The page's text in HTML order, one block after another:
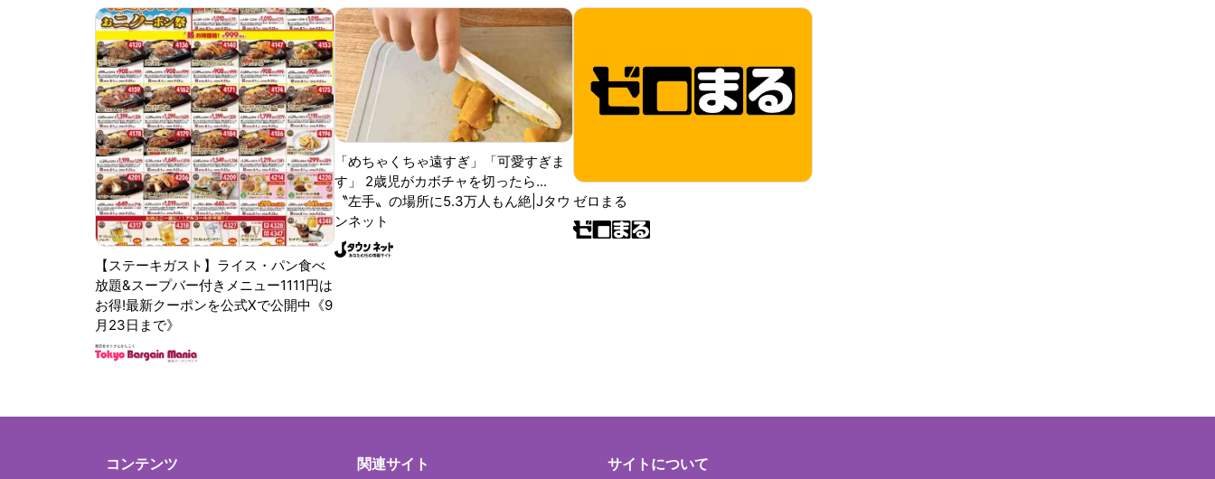
【ステーキガスト】ライス・パン食べ
放題&スープバー付きメニュー1111円は
お得!最新クーポンを公式Xで公開中《9
月23日まで》
「めちゃくちゃ遠すぎ」「可愛すぎま
す」 2歳児がカボチャを切ったら...
〝左手〟の場所に5.3万人もん絶|Jタウ
ンネット
ゼロまる
コンテンツ 関連サイト サイトについて